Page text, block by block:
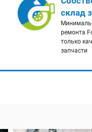
склад
ремонта
только
запчасти